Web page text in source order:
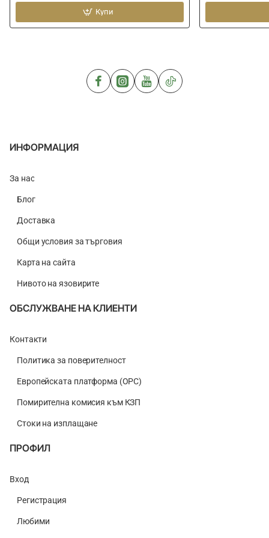
River
Купи
ИНФОРМАЦИЯ
За нас
Блог
Доставка
Общи условия за търговия
Карта на сайта
Нивото на язовирите
ОБСЛУЖВАНЕ НА КЛИЕНТИ
Контакти
Политика за поверителност
Европейската платформа (ОРС)
Помирителна комисия към КЗП
Стоки на изплащане
ПРОФИЛ
Вход
Регистрация
Любими